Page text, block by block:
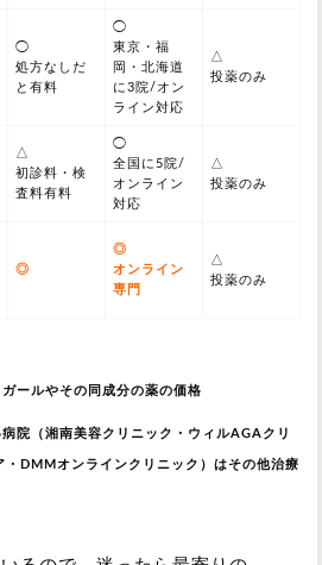
◯
処方なしだ
と有料
◯
東京・福
岡・北海道
に3院/オン
ライン対応
△
投薬のみ
△
初診料・検
査料有料
◯
全国に5院/
オンライン
対応
△
投薬のみ
◎
◎
オンライン
専門
△
投薬のみ
ールやその同成分の薬の価格
院（湘南美容クリニック・ウィルAGAクリ
・DMMオンラインクリニック）はその他治療